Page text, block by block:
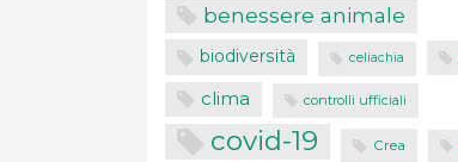
benessere animale
biodiversità celiachia
clima controlli ufficiali
covid-19 Crea